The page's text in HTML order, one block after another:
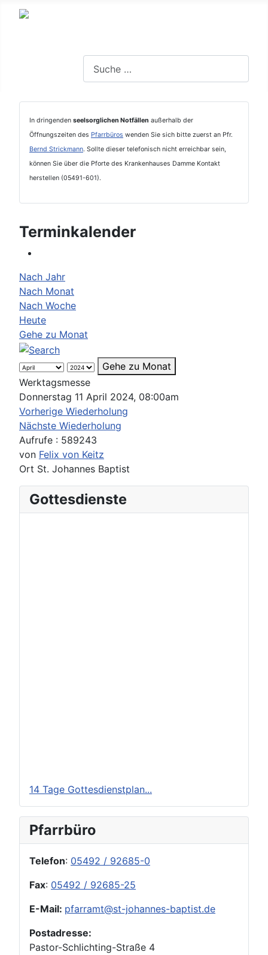
In dringenden seelsorglichen Notfällen außerhalb der
Öffnungszeiten des Pfarrbüros wenden Sie sich bitte zuerst an Pfr.
Bernd Strickmann. Sollte dieser telefonisch nicht erreichbar sein,
können Sie über die Pforte des Krankenhauses Damme Kontakt
herstellen (05491-601).
Terminkalender
Nach Jahr
Nach Monat
Nach Woche
Heute
Gehe zu Monat
Gehe zu Monat
Werktagsmesse
Donnerstag 11 April 2024, 08:00am
Vorherige Wiederholung
Nächste Wiederholung
Aufrufe : 589243
von Felix von Keitz
Ort St. Johannes Baptist
Gottesdienste
14 Tage Gottesdienstplan...
Pfarrbüro
Telefon: 05492 / 92685-0
Fax: 05492 / 92685-25
E-Mail: pfarramt@st-johannes-baptist.de
Postadresse:
Pastor-Schlichting-Straße 4